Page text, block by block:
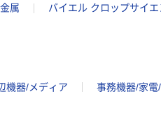
属 バイエル クロップサイエ
機器/メディア 事務機器/家電